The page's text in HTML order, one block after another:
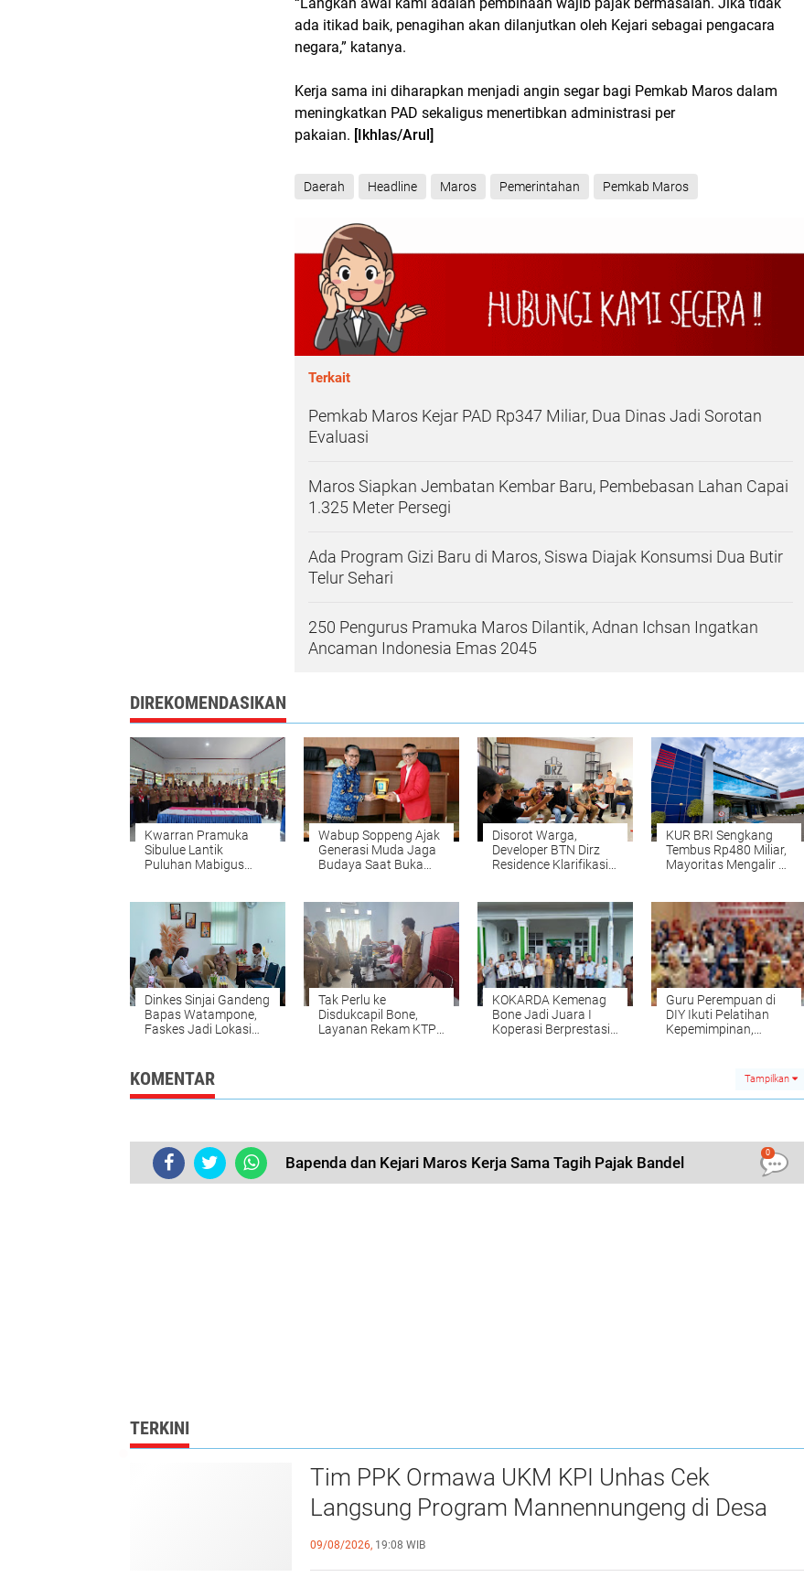
ada itikad baik, penagihan akan dilanjutkan oleh Kejari sebagai pengacara
negara,” katanya.
Kerja sama ini diharapkan menjadi angin segar bagi Pemkab Maros dalam
meningkatkan PAD sekaligus menertibkan administrasi per
pakaian. [Ikhlas/Arul]
Daerah Headline Maros Pemerintahan Pemkab Maros
Terkait
Pemkab Maros Kejar PAD Rp347 Miliar, Dua Dinas Jadi Sorotan
Evaluasi
Maros Siapkan Jembatan Kembar Baru, Pembebasan Lahan Capai
1.325 Meter Persegi
Ada Program Gizi Baru di Maros, Siswa Diajak Konsumsi Dua Butir
Telur Sehari
250 Pengurus Pramuka Maros Dilantik, Adnan Ichsan Ingatkan
Ancaman Indonesia Emas 2045
DIREKOMENDASIKAN
Kwarran Pramuka
Sibulue Lantik
Puluhan Mabigus
Depan
Wabup Soppeng Ajak
Generasi Muda Jaga
Budaya Saat Buka
Disorot Warga,
Developer BTN Dirz
Residence Klarifikasi
KUR BRI Sengkang
Tembus Rp480 Miliar,
Mayoritas Mengalir ke
Dinkes Sinjai Gandeng
Bapas Watampone,
Faskes Jadi Lokasi
Tak Perlu ke
Disdukcapil Bone,
Layanan Rekam KTP-
KOKARDA Kemenag
Bone Jadi Juara I
Koperasi Berprestasi
Guru Perempuan di
DIY Ikuti Pelatihan
Kepemimpinan,
KOMENTAR Tampilkan
Bapenda dan Kejari Maros Kerja Sama Tagih Pajak Bandel
0
TERKINI
Tim PPK Ormawa UKM KPI Unhas Cek
Langsung Program Mannennungeng di Desa
Kajaolaliddong
09/08/2026, 19:08 WIB